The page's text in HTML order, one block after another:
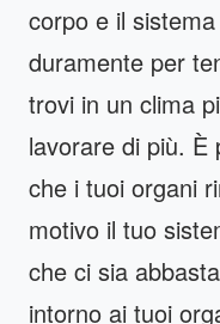
corpo e il
duramente per
trovi in un clima
lavorare di più.
che i tuoi organi
motivo il tuo
che ci sia
intorno ai tuoi